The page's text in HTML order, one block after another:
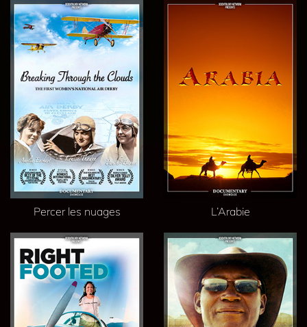
Percer les nuages L’Arabie